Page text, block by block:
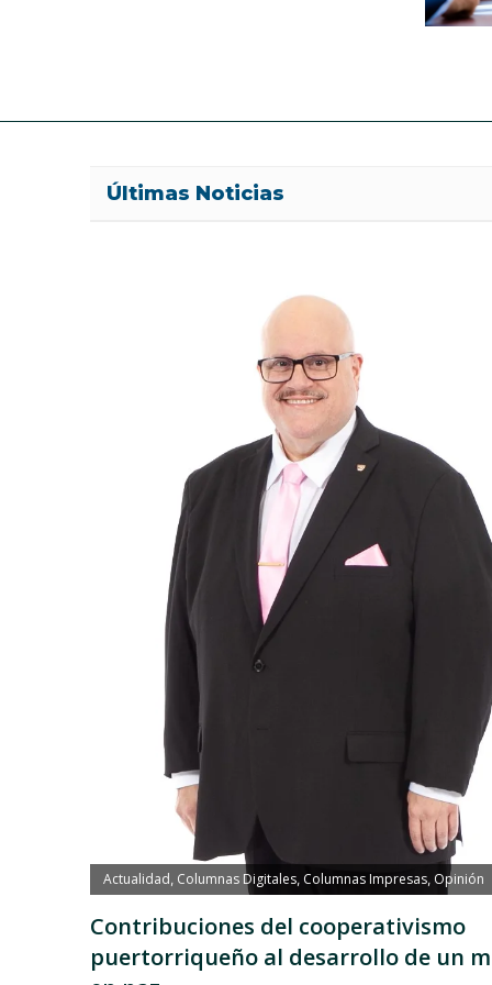
Últimas Noticias
Actualidad, Columnas Digitales, Columnas Impresas, Opinión
Contribuciones del cooperativismo
puertorriqueño al desarrollo de un